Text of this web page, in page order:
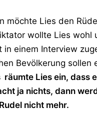
möchte Lies den
wollte Lies wohl
in einem Interview
Bevölkerung
Lies ein, dass
ja nichts, dann
nicht mehr.